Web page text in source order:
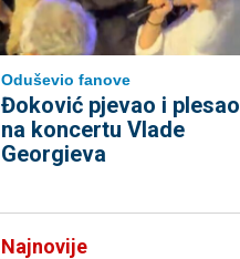
Oduševio fanove
Đoković pjevao i plesao
na koncertu Vlade
Georgieva
Najnovije